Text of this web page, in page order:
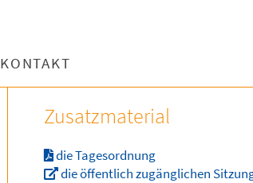
KONTAKT
Zusatzmaterial
die Tagesordnung
die öffentlich zugänglichen